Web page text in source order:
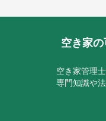
空き家
空き家管理
専門知識や